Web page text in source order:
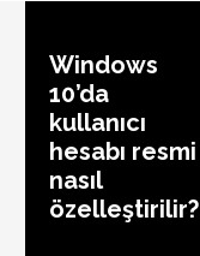
Windows
10’da
kullanıcı
hesabı resmi
nasıl
özelleştirilir?